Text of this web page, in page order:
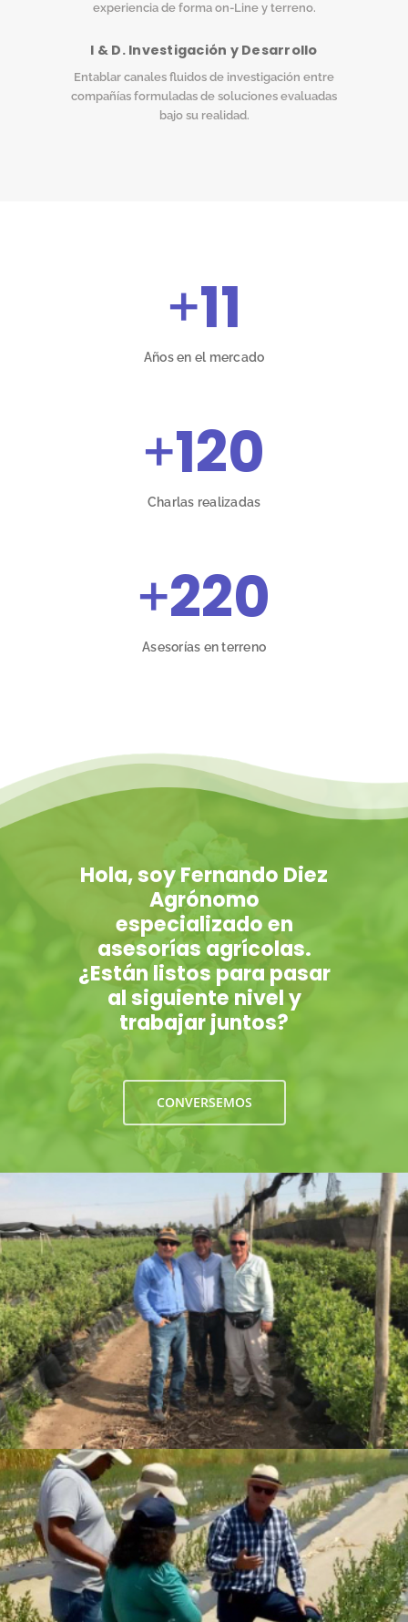
experiencia de forma on-Line y terreno.
I & D. Investigación y Desarrollo
Entablar canales fluidos de investigación entre
compañías formuladas de soluciones evaluadas
bajo su realidad.
+11
Años en el mercado
+120
Charlas realizadas
+220
Asesorías en terreno
Hola, soy Fernando Diez
Agrónomo
especializado en
asesorías agrícolas.
¿Están listos para pasar
al siguiente nivel y
trabajar juntos?
CONVERSEMOS